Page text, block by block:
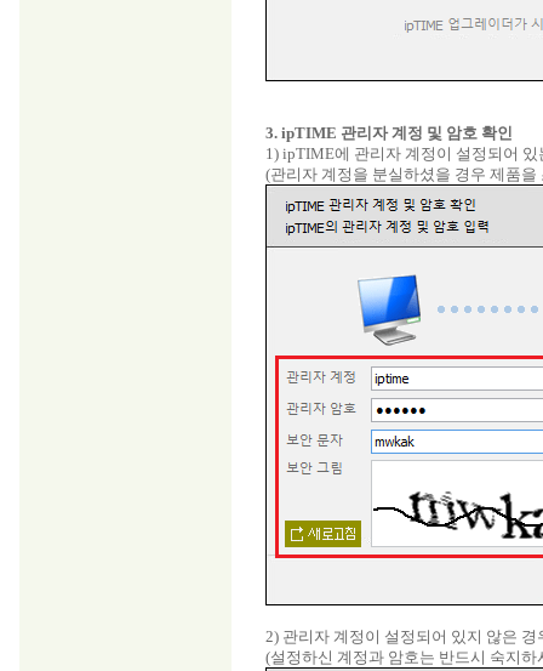
3. ipTIME 관리자 계정 및 암호 확인
1) ipTIME에 관리자 계정이 설정되어
(관리자 계정을 분실하셨을 경우 제품
2) 관리자 계정이 설정되어 있지 않은
(설정하신 계정과 암호는 반드시 숙지하